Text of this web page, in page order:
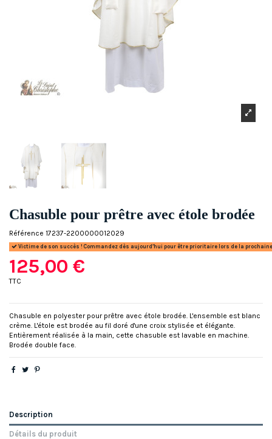
Chasuble pour prêtre avec étole brodée
Référence 17237-2200000012029
Victime de son succès ! Commandez dès aujourd’hui pour être prioritaire lors de la
125,00 €
TTC
Chasuble en polyester pour prêtre avec étole brodée. L'ensemble est blanc
crème. L'étole est brodée au fil doré d'une croix stylisée et élégante.
Entièrement réalisée à la main, cette chasuble est lavable en machine.
Brodée double face.
Description
Détails du produit